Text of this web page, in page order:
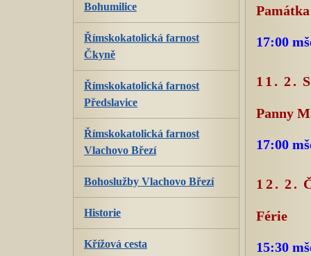
17:00
11. 2.
Panny
17:00
12. 2.
Férie
15:30
Bohumilice
Římskokatolická farnost
Čkyně
Římskokatolická farnost
Předslavice
Římskokatolická farnost
Vlachovo Březí
Bohoslužby Vlachovo Březí
Historie
Křížová cesta